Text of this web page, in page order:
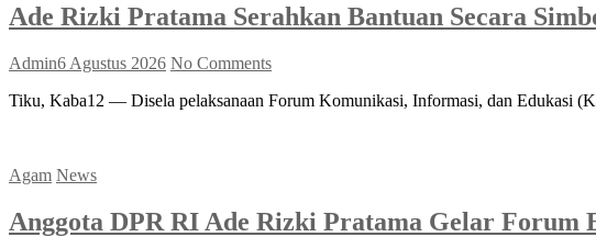
Ade Rizki Pratama Serahkan Bantuan Secara
Admin6 Agustus 2026 No Comments
Tiku, Kaba12 — Disela pelaksanaan Forum Komunikasi, Informasi, dan Edukasi
Agam News
Anggota DPR RI Ade Rizki Pratama Gelar Forum